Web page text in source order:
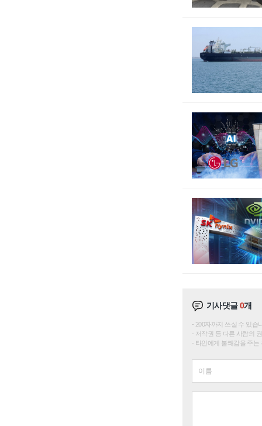
기사댓글0개
200자까지 쓰실 수 있습
저작권 등 다른 사람의
타인에게 불쾌감을 주는